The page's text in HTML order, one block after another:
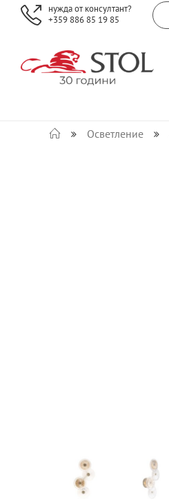
нужда от консултант?
+359 886 85 19 85
Осветление